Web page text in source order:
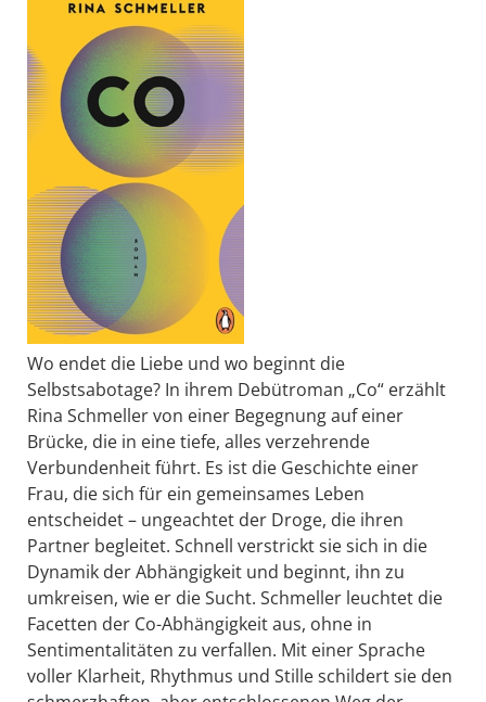
Wo endet die Liebe und wo beginnt die
Selbstsabotage? In ihrem Debütroman „Co“ erzählt
Rina Schmeller von einer Begegnung auf einer
Brücke, die in eine tiefe, alles verzehrende
Verbundenheit führt. Es ist die Geschichte einer
Frau, die sich für ein gemeinsames Leben
entscheidet – ungeachtet der Droge, die ihren
Partner begleitet. Schnell verstrickt sie sich in die
Dynamik der Abhängigkeit und beginnt, ihn zu
umkreisen, wie er die Sucht. Schmeller leuchtet die
Facetten der Co-Abhängigkeit aus, ohne in
Sentimentalitäten zu verfallen. Mit einer Sprache
voller Klarheit, Rhythmus und Stille schildert sie den